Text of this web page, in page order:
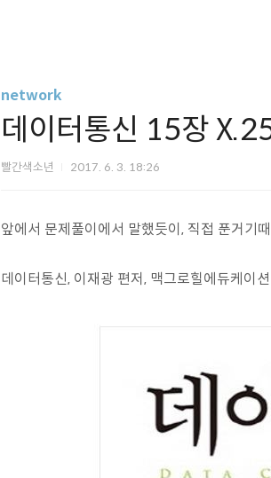
network
데이터통신 15장
빨간색소년 2017. 6. 3. 18:26
앞에서 문제풀이에서 말했듯이, 직접 푼거기
데이터통신, 이재광 편저, 맥그로힐에듀케이